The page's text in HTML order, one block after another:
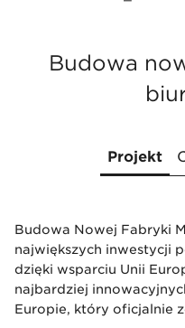
naturalnego.
Budowa
Projekt
Budowa Nowej Fabryki
największych inwestycji
dzięki wsparciu Unii
najbardziej
Europie, który oficjalnie
Celem projektu były:
Budowa
Wdrożenie
Wdrożenie i
Wdrożenie